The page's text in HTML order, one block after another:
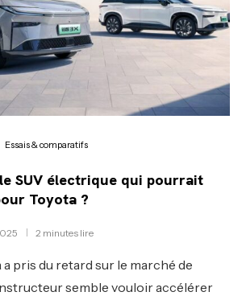
Essais & comparatifs
SUV électrique qui pourrait
Toyota ?
2 minutes lire
pris du retard sur le marché de
semble vouloir accélérer